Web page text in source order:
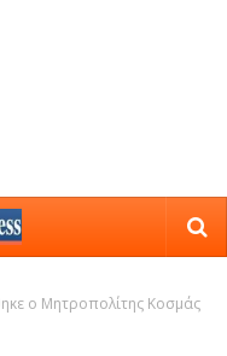
ο Μητροπολίτης Κοσμάς